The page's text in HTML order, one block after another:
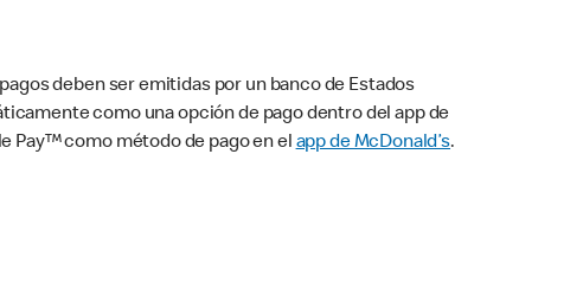
deben ser emitidas por un banco de Estados
como una opción de pago dentro del app de
Pay™ como método de pago en elapp de McDonald’s.